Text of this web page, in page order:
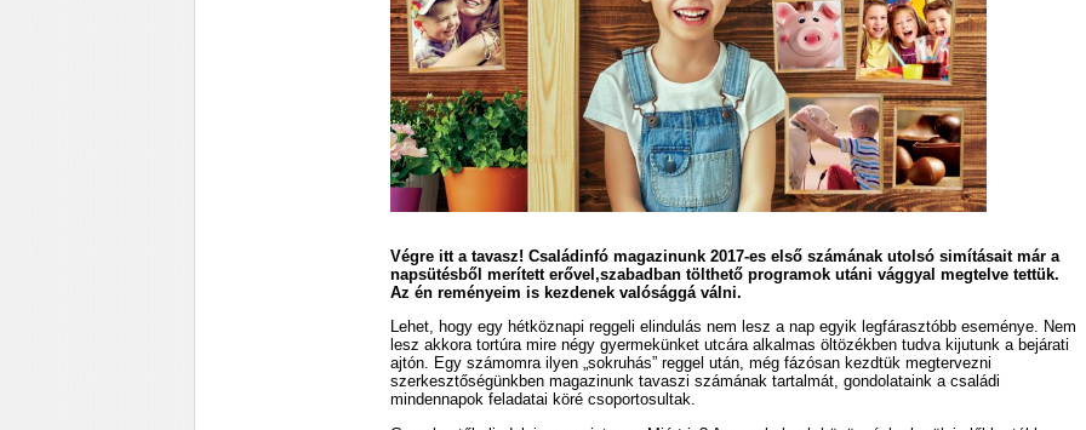
Végre itt a tavasz! Családinfó magazinunk 2017-es első számának utolsó simításait már a
napsütésből merített erővel,szabadban tölthető programok utáni vággyal megtelve tettük.
Az én reményeim is kezdenek valósággá válni.
Lehet, hogy egy hétköznapi reggeli elindulás nem lesz a nap egyik legfárasztóbb eseménye. Nem
lesz akkora tortúra mire négy gyermekünket utcára alkalmas öltözékben tudva kijutunk a bejárati
ajtón. Egy számomra ilyen „sokruhás” reggel után, még fázósan kezdtük megtervezni
szerkesztőségünkben magazinunk tavaszi számának tartalmát, gondolataink a családi
mindennapok feladatai köré csoportosultak.